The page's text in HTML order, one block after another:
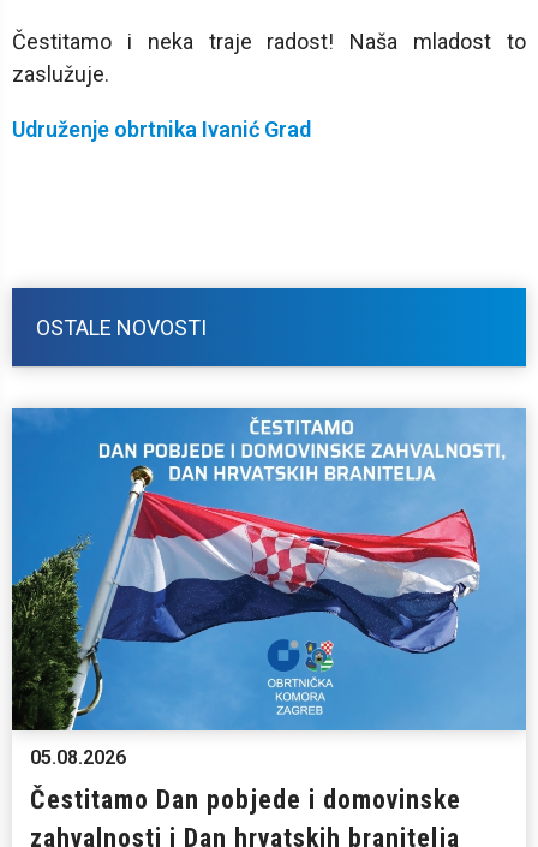
Čestitamo i neka traje radost! Naša mladost to
zaslužuje.
Udruženje obrtnika Ivanić Grad
OSTALE NOVOSTI
05.08.2026
Čestitamo Dan pobjede i domovinske
zahvalnosti i Dan hrvatskih branitelja